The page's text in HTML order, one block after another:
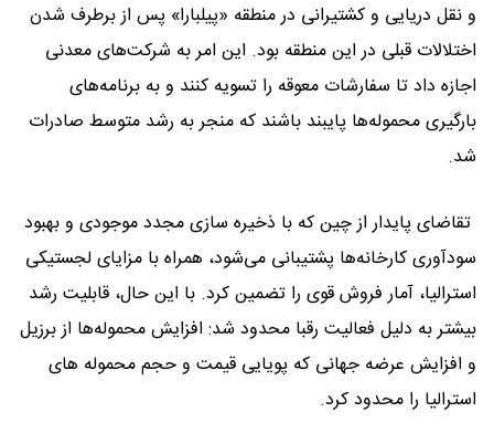
و نقل دریایی و کشتیرانی در منطقه «پیلبارا» پس از برطرف شدن
اختلالات قبلی در این منطقه بود. این امر به شرکت‌های معدنی
اجازه داد تا سفارشات معوقه را تسویه کنند و به برنامه‌های
بارگیری محموله‌ها پایبند باشند که منجر به رشد متوسط صادرات
شد.
تقاضای پایدار از چین که با ذخیره سازی مجدد موجودی و بهبود
سودآوری کارخانه‌ها پشتیبانی می‌شود، همراه با مزایای لجستیکی
استرالیا، آمار فروش قوی را تضمین کرد. با این حال، قابلیت رشد
بیشتر به دلیل فعالیت رقبا محدود شد: افزایش محموله‌ها از برزیل
و افزایش عرضه جهانی که پویایی قیمت و حجم محموله های
استرالیا را محدود کرد.